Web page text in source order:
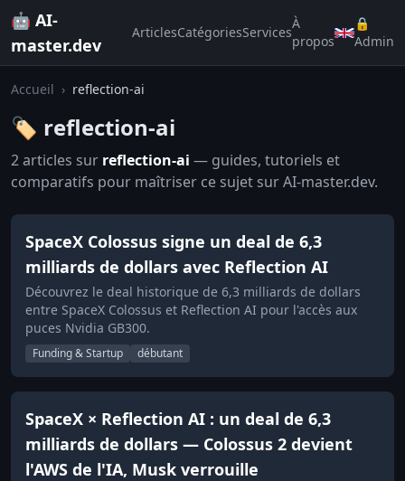
🤖 AI-
master.dev
ArticlesCatégoriesServices
À
propos
🔒
Admin
Accueil › reflection-ai
🏷️ reflection-ai
2 articles sur reflection-ai — guides, tutoriels et
comparatifs pour maîtriser ce sujet sur AI-master.dev.
SpaceX Colossus signe un deal de 6,3
milliards de dollars avec Reflection AI
Découvrez le deal historique de 6,3 milliards de dollars
entre SpaceX Colossus et Reflection AI pour l'accès aux
puces Nvidia GB300.
Funding & Startup débutant
SpaceX × Reflection AI : un deal de 6,3
milliards de dollars — Colossus 2 devient
l'AWS de l'IA, Musk verrouille